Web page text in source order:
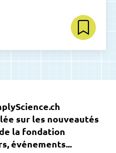
sur les nouveautés
la fondation
événements...